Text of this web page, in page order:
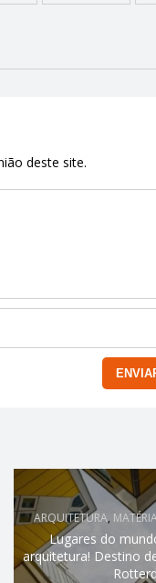
deste site.
ARQUITETURA,
Lugares do
arquitetura! Destino